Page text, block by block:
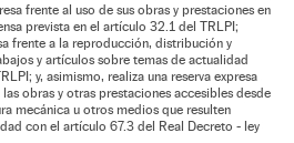
frente al uso de sus obras y prestaciones en
prevista en el artículo 32.1 del TRLPI;
frente a la reproducción, distribución y
y artículos sobre temas de actualidad
y, asimismo, realiza una reserva expresa
obras y otras prestaciones accesibles desde
mecánica u otros medios que resulten
con el artículo 67.3 del Real Decreto - ley